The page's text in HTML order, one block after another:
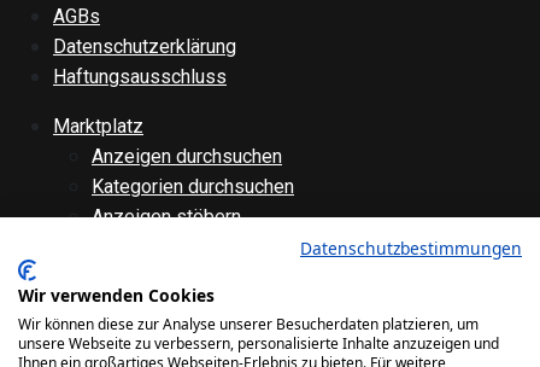
AGBs
Datenschutzerklärung
Haftungsausschluss
Marktplatz
Anzeigen durchsuchen
Kategorien durchsuchen
Anzeigen stöbern
Forenübersicht
Technik
Datenschutzbestimmungen
Wir verwenden Cookies
Wir können diese zur Analyse unserer Besucherdaten platzieren, um
unsere Webseite zu verbessern, personalisierte Inhalte anzuzeigen und
Ihnen ein großartiges Webseiten-Erlebnis zu bieten. Für weitere